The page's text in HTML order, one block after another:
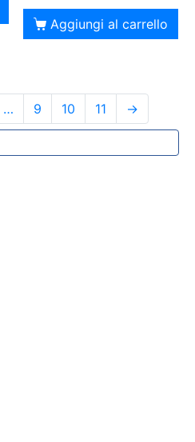
Aggiungi al carrello
… 9 10 11 →